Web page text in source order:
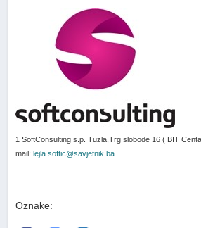
1 SoftConsulting s.p. Tuzla,Trg slobode 16 ( BIT
mail:lejla.softic@savjetnik.ba
Oznake: